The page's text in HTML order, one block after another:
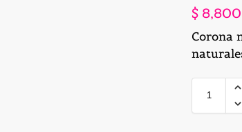
$ 8,800
Corona